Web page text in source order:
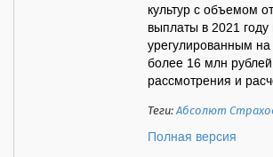
культур с объемом
выплаты в 2021
урегулированным
более 16 млн
рассмотрения и
Теги:Абсолют
Полная версия